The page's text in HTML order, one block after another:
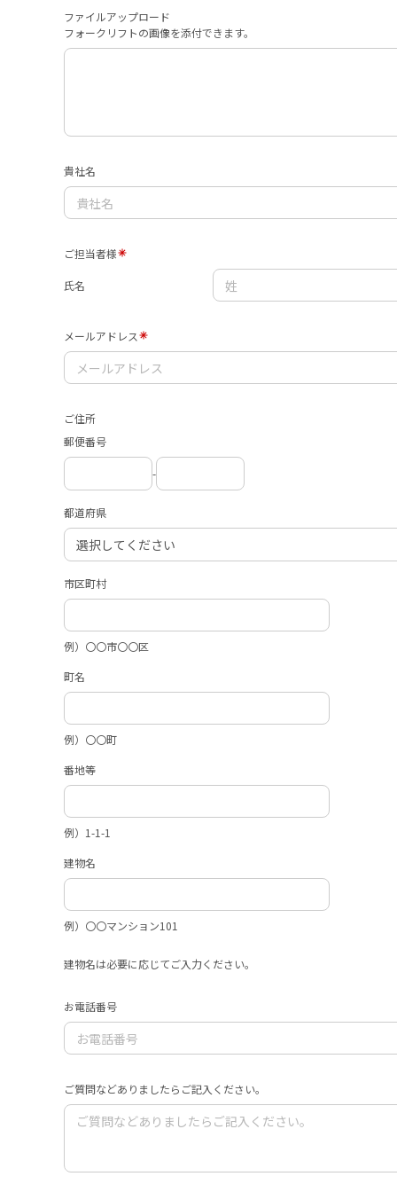
ファイルアップロード
フォークリフトの画像を添付できます。
貴社名
ご担当者様
氏名
メールアドレス
ご住所
郵便番号
-
都道府県
市区町村
例）〇〇市〇〇区
町名
例）〇〇町
番地等
例）1-1-1
建物名
例）〇〇マンション101
建物名は必要に応じてご入力ください。
お電話番号
ご質問などありましたらご記入ください。